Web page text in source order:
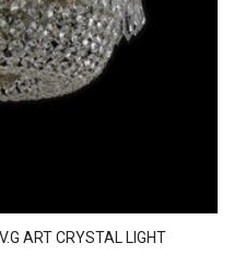
ART CRYSTAL LIGHT